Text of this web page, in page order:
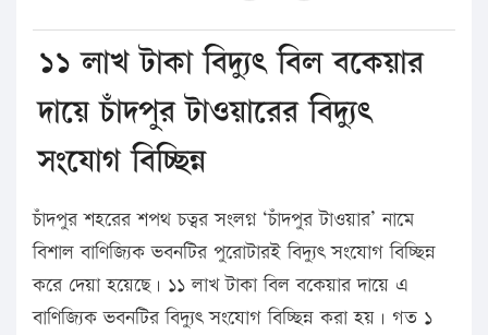
১১ লাখ টাকা বিদ্যুৎ বিল বকেয়ার
দায়ে চাঁদপুর টাওয়ারের বিদ্যুৎ
সংযোগ বিচ্ছিন্ন
চাঁদপুর শহরের শপথ চত্বর সংলগ্ন ‘চাঁদপুর টাওয়ার’ নামে
বিশাল বাণিজ্যিক ভবনটির পুরোটারই বিদ্যুৎ সংযোগ বিচ্ছিন্ন
করে দেয়া হয়েছে। ১১ লাখ টাকা বিল বকেয়ার দায়ে এ
বাণিজ্যিক ভবনটির বিদ্যুৎ সংযোগ বিচ্ছিন্ন করা হয়। গত ১